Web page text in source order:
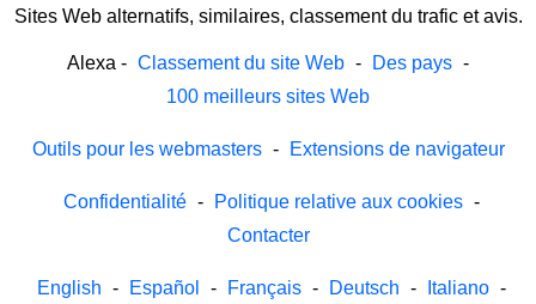
Sites Web alternatifs, similaires, classement du trafic et avis.
Alexa - Classement du site Web - Des pays -
100 meilleurs sites Web
Outils pour les webmasters - Extensions de navigateur
Confidentialité - Politique relative aux cookies -
Contacter
English - Español - Français - Deutsch - Italiano -